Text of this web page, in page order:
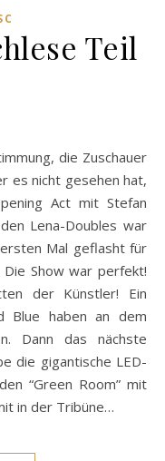
Teil
es nicht gesehen hat,
Act mit Stefan
Lena-Doubles war
Mal geflasht für
Show war perfekt!
der Künstler! Ein
Blue haben an dem
Dann das nächste
die gigantische LED-
“Green Room” mit
in der Tribüne…